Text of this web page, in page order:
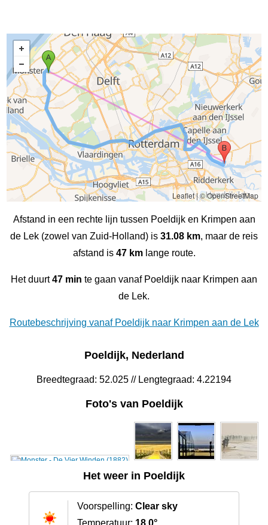
Leaflet|© OpenStreetMap
Afstand in een rechte lijn tussen Poeldijk en Krimpen aan
de Lek (zowel van Zuid-Holland) is 31.08 km, maar de reis
afstand is 47 kmlange route.
Het duurt47 min te gaan vanaf Poeldijk naar Krimpen aan
de Lek.
Routebeschrijving vanaf Poeldijk naar Krimpen aan de Lek
Poeldijk, Nederland
Breedtegraad: 52.025 // Lengtegraad: 4.22194
Foto's van Poeldijk
Het weer in Poeldijk
Voorspelling: Clear sky